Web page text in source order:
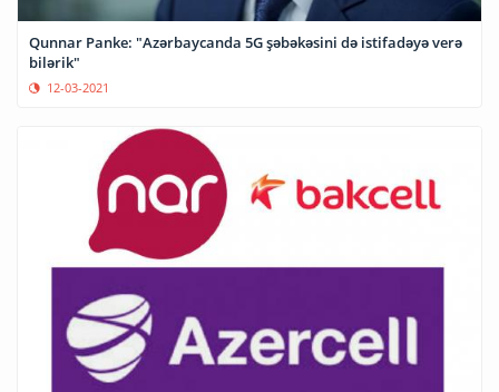
Qunnar Panke: "Azərbaycanda 5G şəbəkəsini də istifadəyə verə
bilərik"
12-03-2021